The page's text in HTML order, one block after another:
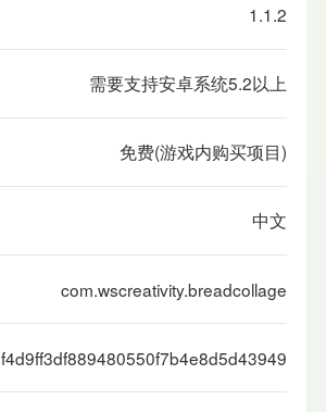
1.1.2
需要支持安卓系统5.2以上
免费(游戏内购买项目)
中文
com.wscreativity.breadcollage
f4d9ff3df889480550f7b4e8d5d43949